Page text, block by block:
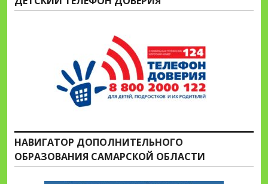
НАВИГАТОР ДОПОЛНИТЕЛЬНОГО
ОБРАЗОВАНИЯ САМАРСКОЙ ОБЛАСТИ